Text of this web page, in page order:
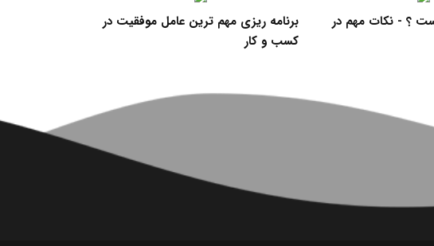
برنامه ریزی مهم ترین عامل موفقیت در
کسب و کار
؟ - نکات مهم در